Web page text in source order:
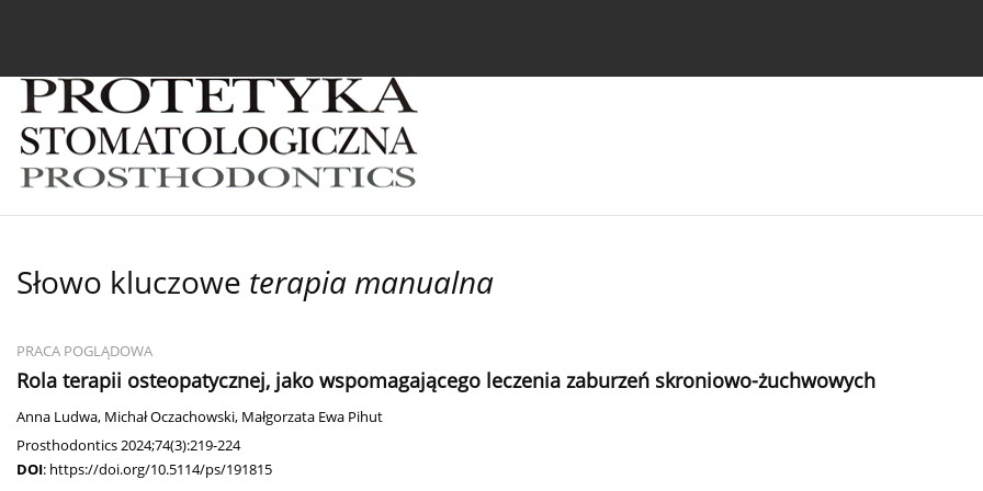
Słowo kluczowe terapia manualna
PRACA POGLĄDOWA
Rola terapii osteopatycznej, jako wspomagającego leczenia zaburzeń skroniowo-żuchwowych
Anna Ludwa, Michał Oczachowski, Małgorzata Ewa Pihut
Prosthodontics 2024;74(3):219-224
DOI: https://doi.org/10.5114/ps/191815